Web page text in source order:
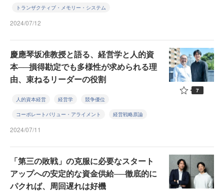
トランザクティブ・メモリー・システム
2024/07/12
慶應琴坂准教授と語る、経営学と人的資
本──損得勘定でも多様性が求められる理
由、束ねるリーダーの役割
人的資本経営 経営学 競争優位
コーポレートバリュー・アライメント 経営戦略原論
2024/07/11
7
「第三の敗戦」の克服に必要なスタート
アップへの安定的な資金供給──徹底的に
パクれば、周回遅れは好機